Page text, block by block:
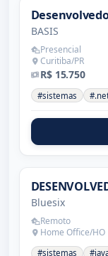
BASIS
Presencial
Curitiba/PR
R$ 15.750
#sistemas
Bluesix
Remoto
Home Office/HO
#sistemas